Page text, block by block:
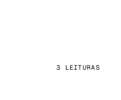
3 LEITURAS